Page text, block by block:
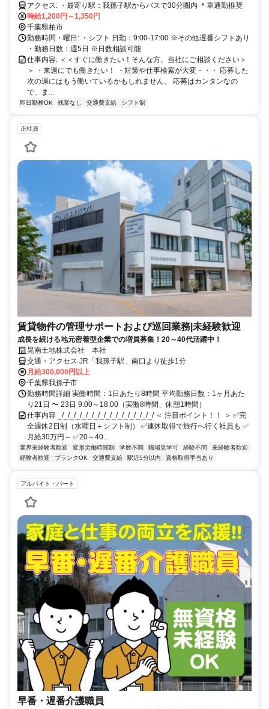
アクセス: ・最寄り駅：我孫子駅からバスで30分圏内 ＊車通勤推奨
時給1,200円～1,350円
千葉県柏市
勤務時間・曜日: ・シフト 日勤：9:00-17:00 ※その他遅番シフトあり
・勤務日数：週5日 ※日数相談可能
仕事内容: ＜＜すぐに働きたい！そんな方、当社にご相談ください＞
＞ ・来週にでも働きたい！ ・対策や仕事検索が大変・・・ 応募した
次の週にはもう働いているかもしれません。 応募はカンタンなの
で、ま...
即日勤務OK 残業なし 交通費支給 シフト制
正社員
賃貸物件の管理サポートおよび巡回業務|未経験歓迎
成長を続ける地元密着型企業での増員募集！20～40代活躍中！
晃南土地株式会社 本社
交通・アクセス JR「我孫子駅」南口より徒歩1分
月給300,000円以上
千葉県我孫子市
勤務時間詳細 実働時間：1日あたり8時間 平均勤務日数：1ヶ月あた
り21日 〜 23日 9:00～18:00（実働8時間、休憩1時間）
仕事内容 _/_/_/_/_/_/_/_/_/_/_/_/_/_/_/_/ ＜ 注目ポイント！！ ＞ ✅完
全週休2日制（水曜日＋シフト制） ✅連休取得で旅行へ行く社員も ✅
月給30万円～ ✅20～40...
業界未経験者歓迎 変形労働時間制 学歴不問 職場見学可 経験不問
未経験者歓迎
経験者歓迎
ブランクOK 交通費支給 駅近5分以内 資格取得手当あり
アルバイト・パート
早番・遅番介護職員